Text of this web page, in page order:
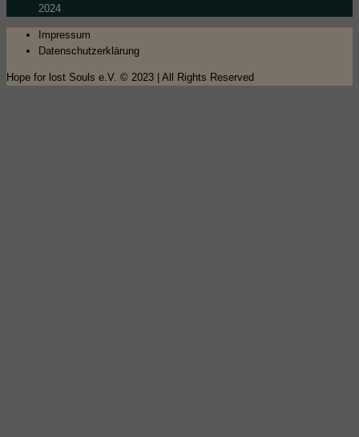
2024
Impressum
Datenschutzerklärung
Hope for lost Souls e.V. © 2023 | All Rights Reserved